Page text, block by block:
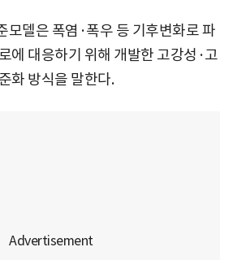
모델은 폭염·폭우 등 기후변화로 파
에 대응하기 위해 개발한 고강성·고
화 방식을 말한다.